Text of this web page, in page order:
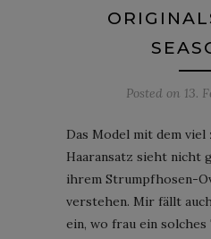
Posted on 13.
Das Model mit dem viel
Haaransatz sieht nicht
ihrem Strumpfhosen-
verstehen. Mir fällt
ein, wo frau ein solches